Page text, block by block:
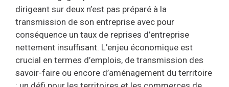
dirigeant sur deux n’est pas préparé à la
transmission de son entreprise avec pour
conséquence un taux de reprises d’entreprise
nettement insuffisant. L’enjeu économique est
crucial en termes d’emplois, de transmission des
savoir-faire ou encore d’aménagement du territoire